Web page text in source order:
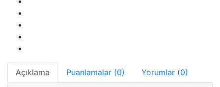
Açıklama Puanlamalar (0) Yorumlar (0)